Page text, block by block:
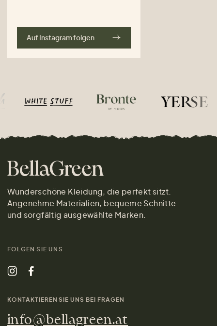
Auf Instagram folgen
Wunderschöne Kleidung, die perfekt sitzt.
Angenehme Materialien, bequeme Schnitte
und sorgfältig ausgewählte Marken.
FOLGEN SIE UNS
KONTAKTIEREN SIE UNS BEI FRAGEN
info@bellagreen.at